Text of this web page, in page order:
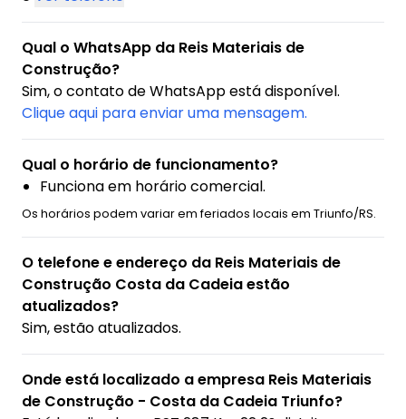
Qual o WhatsApp da Reis Materiais de
Construção?
Sim, o contato de WhatsApp está disponível.
Clique aqui para enviar uma mensagem.
Qual o horário de funcionamento?
Funciona em horário comercial.
Os horários podem variar em feriados locais em Triunfo/RS.
O telefone e endereço da Reis Materiais de
Construção Costa da Cadeia estão
atualizados?
Sim, estão atualizados.
Onde está localizado a empresa Reis Materiais
de Construção - Costa da Cadeia Triunfo?